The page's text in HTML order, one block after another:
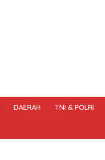
DAERAH TNI & POLRI